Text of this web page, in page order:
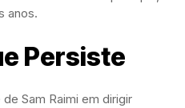
anos.
Persiste
Sam Raimi em dirigir